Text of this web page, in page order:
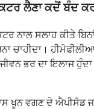
ਲੈਣਾ ਕਦੋਂ ਬੰਦ
ਨਾਲ ਸਲਾਹ ਕੀਤੇ
ਚਾਹੀਦਾ।
ਭਰ ਦਾ ਇਲਾਜ
ਖੂਨ ਵਗਣ ਦੇ ਐਪੀਸੋਡ